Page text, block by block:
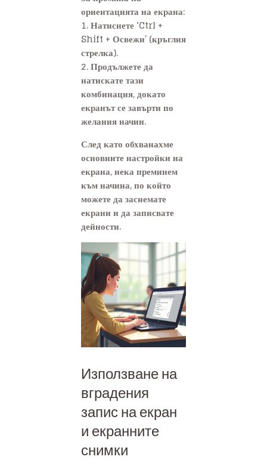
ориентацията на екрана:
1. Натиснете ‘Ctrl +
Shift + Освежи’ (кръглия
стрелка).
2. Продължете да
натискате тази
комбинация, докато
екранът се завърти по
желания начин.
След като обхванахме
основните настройки на
екрана, нека преминем
към начина, по който
можете да заснемате
екрани и да записвате
дейности.
Използване на
вградения
запис на екран
и екранните
снимки